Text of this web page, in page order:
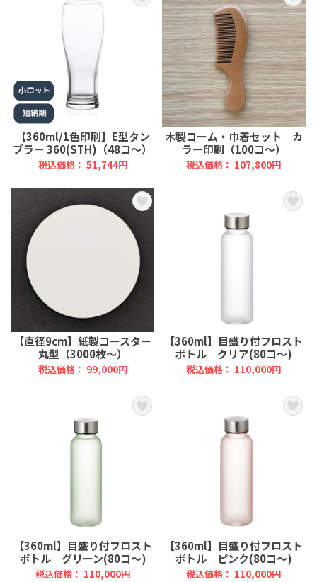
【360ml/1色印刷】E型タン
ブラー 360(STH)（48コ～）
税込価格： 51,744円
木製コーム・巾着セット カ
ラー印刷（100コ～）
税込価格： 107,800円
【直径9cm】紙製コースター
丸型（3000枚～）
税込価格： 99,000円
【360ml】目盛り付フロスト
ボトル クリア(80コ～)
税込価格： 110,000円
【360ml】目盛り付フロスト
ボトル グリーン(80コ～)
税込価格： 110,000円
【360ml】目盛り付フロスト
ボトル ピンク(80コ～)
税込価格： 110,000円